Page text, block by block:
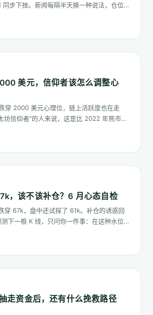
同步下挫。新闻每隔半天换一种说法，仓位却
美元，信仰者该怎么调整心
穿 2000 美元心理位，链上活跃度也在走
坊信仰者"的人来说，这是比 2022 年熊市更
，该不该补仓？6 月心态自检
穿 67k，盘中还试探了 61k。补仓的诱惑回
下一根 K 线，只问你一件事：在这种水位面
走资金后，还有什么挽救路径